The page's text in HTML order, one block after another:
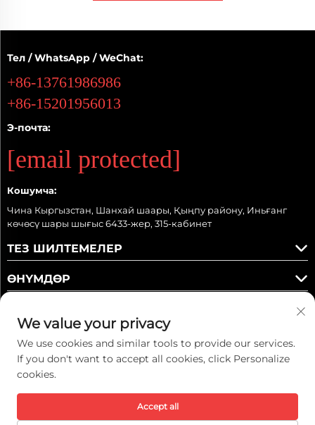
Тел / WhatsApp / WeChat:
+86-13761986986
+86-15201956013
Э-почта:
[email protected]
Кошумча:
Чина Кыргызстан, Шанхай шаары, Қыңпу району, Иньғанг
көчөсү шары шығыс 6433-жер, 315-кабинет
ТЕЗ ШИЛТЕМЕЛЕР
ӨНҮМДӨР
Бизди колдонуңуз
Бардык укуктар кыйынча © 2026 Kaiwei Intelligent Technology
(Shanghai) Co., Ltd. -Купуялык саясаты
We value your privacy
We use cookies and similar tools to provide our services.
If you don't want to accept all cookies, click Personalize
cookies.
Accept all